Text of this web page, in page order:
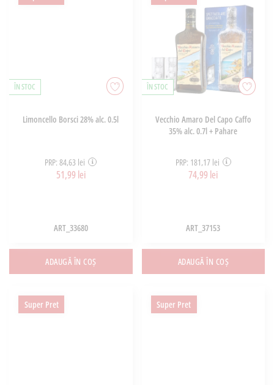
ÎN STOC
Limoncello Borsci 28% alc. 0.5l
PRP: 84,63 lei
51,99 lei
ART_33680
ADAUGĂ ÎN COȘ
ÎN STOC
Vecchio Amaro Del Capo Caffo
35% alc. 0.7l + Pahare
PRP: 181,17 lei
74,99 lei
ART_37153
ADAUGĂ ÎN COȘ
Super Pret Super Pret